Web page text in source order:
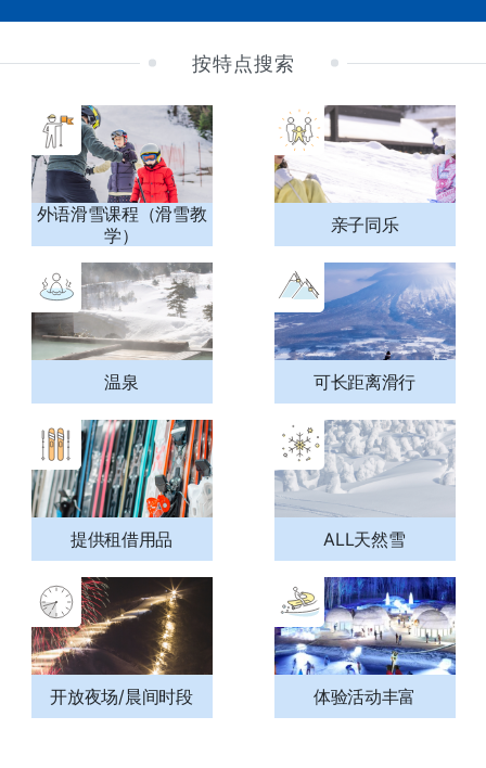
按特点搜索
外语滑雪课程（滑雪教
学）
亲子同乐
温泉 可长距离滑行
提供租借用品 ALL天然雪
开放夜场/晨间时段 体验活动丰富